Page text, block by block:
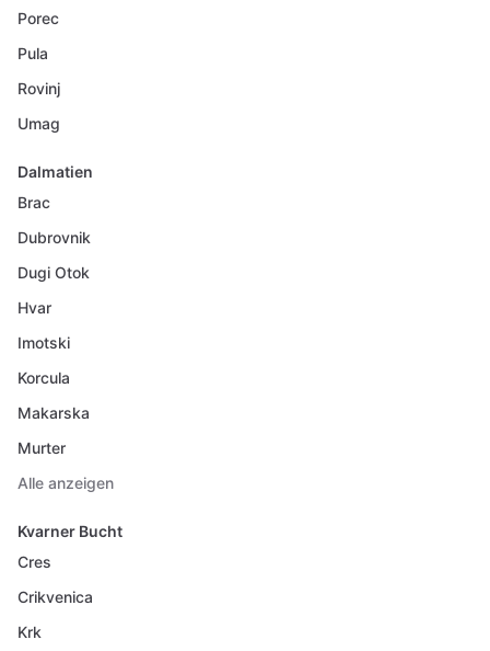
Porec
Pula
Rovinj
Umag
Dalmatien
Brac
Dubrovnik
Dugi Otok
Hvar
Imotski
Korcula
Makarska
Murter
Alle anzeigen
Kvarner Bucht
Cres
Crikvenica
Krk